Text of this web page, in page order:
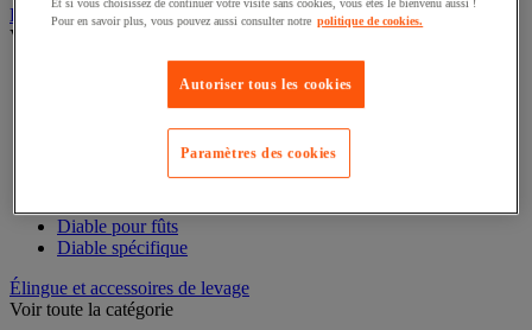
Diable
Voir toute la catégorie
Accessoires pour diable
Diable pour fûts
Diable spécifique
Élingue et accessoires de levage
Voir toute la catégorie
Et si vous choisissez de continuer votre visite sans cookies, vous êtes le bienvenu aussi !
Pour en savoir plus, vous pouvez aussi consulter notre politique de cookies.
Autoriser tous les cookies
Paramètres des cookies